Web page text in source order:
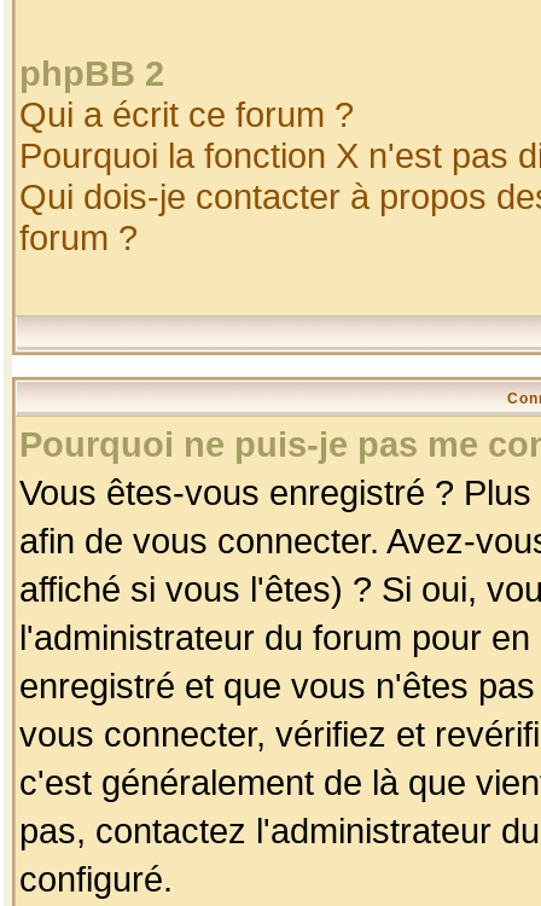
phpBB 2
Qui a écrit ce forum ?
Pourquoi la fonction X n'est pas
Qui dois-je contacter à propos
forum ?
Pourquoi ne puis-je pas me
Vous êtes-vous enregistré ?
afin de vous connecter. Avez-
affiché si vous l'êtes) ? Si oui,
l'administrateur du forum pour
enregistré et que vous n'êtes
vous connecter, vérifiez et
c'est généralement de là que
pas, contactez l'administrateur
configuré.